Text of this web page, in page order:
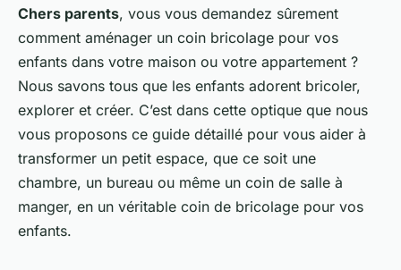
Comment aménager un coin
bricolage pour enfants dans
un petit espace ?
Thomas• 5 janvier 2024•5 min de lecture
Chers parents, vous vous demandez sûrement
comment aménager un coin bricolage pour vos
enfants dans votre maison ou votre appartement ?
Nous savons tous que les enfants adorent bricoler,
explorer et créer. C’est dans cette optique que nous
vous proposons ce guide détaillé pour vous aider à
transformer un petit espace, que ce soit une
chambre, un bureau ou même un coin de salle à
manger, en un véritable coin de bricolage pour vos
enfants.